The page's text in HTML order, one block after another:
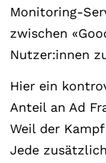
Monitoring-
zwischen
Nutzer:innen
Hier ein
Anteil an Ad
Weil der
Jede